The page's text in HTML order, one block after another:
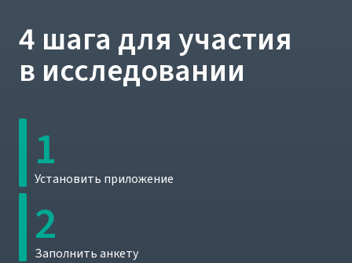
4 шага для участия
в исследовании
1
Установить приложение
2
Заполнить анкету